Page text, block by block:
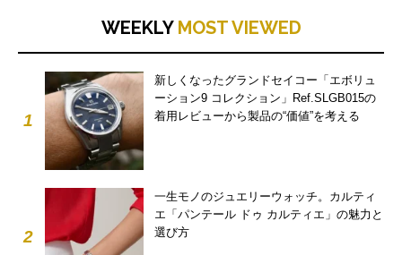
WEEKLY MOST VIEWED
1
新しくなったグランドセイコー「エボリュ
ーション9 コレクション」Ref.SLGB015の
着用レビューから製品の“価値”を考える
2
一生モノのジュエリーウォッチ。カルティ
エ「パンテール ドゥ カルティエ」の魅力と
選び方